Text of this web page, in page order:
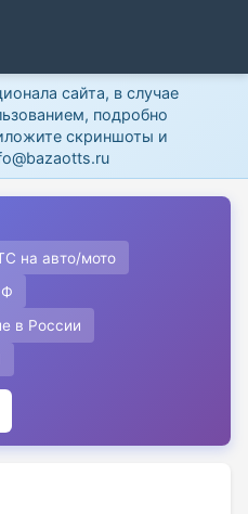
сайта, в случае
подробно
скриншоты и
на авто/мото
в России